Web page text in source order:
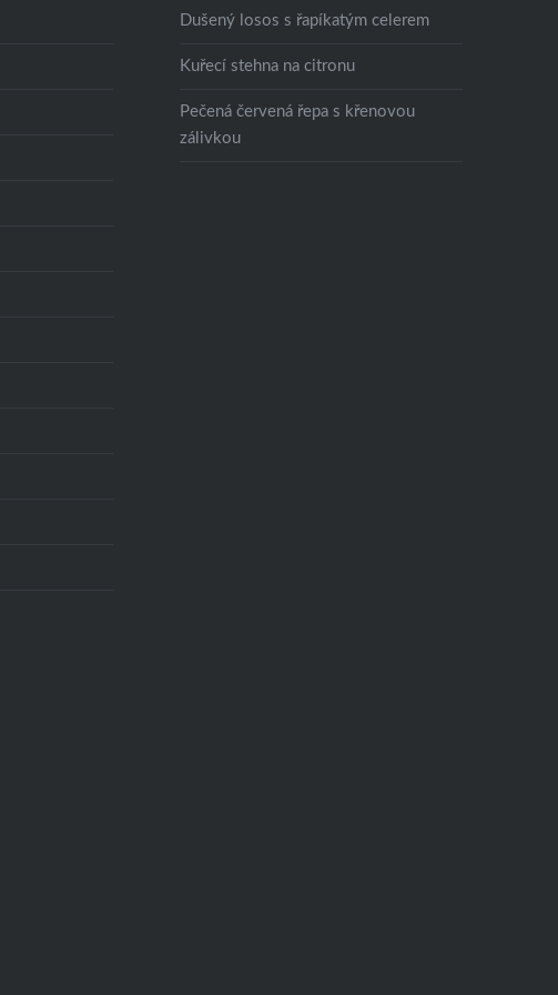
Dušený losos s řapíkatým celerem
Kuřecí stehna na citronu
Pečená červená řepa s křenovou
zálivkou